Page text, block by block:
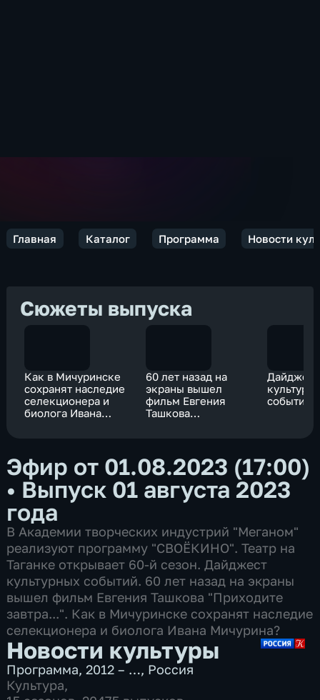
Главная Каталог Программа Новости
Сюжеты выпуска
Как в Мичуринске
сохранят наследие
селекционера и
биолога Ивана
60 лет назад на
экраны вышел
фильм Евгения
Ташкова
Дайджест
событий
Эфир от 01.08.2023 (17:00)
• Выпуск 01 августа 2023
года
В Академии творческих индустрий "Меганом"
реализуют программу "СВОЁКИНО". Театр на
Таганке открывает 60-й сезон. Дайджест
культурных событий. 60 лет назад на экраны
вышел фильм Евгения Ташкова "Приходите
завтра...". Как в Мичуринске сохранят наследие
селекционера и биолога Ивана Мичурина?
Новости культуры
Программа,2012 – …, Россия
Культура,